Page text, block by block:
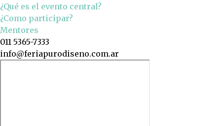
¿Qué es el evento central?
¿Como participar?
Mentores
011 5365-7333
info@feriapurodiseno.com.ar